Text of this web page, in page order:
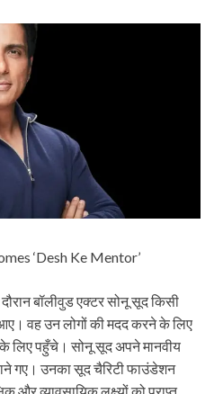
‘Desh Ke Mentor’
बॉलीवुड एक्टर सोनू सूद किसी
वह उन लोगों की मदद करने के लिए
लिए पहुँचे। सोनू सूद अपने मानवीय
गए। उनका सूद चैरिटी फाउंडेशन